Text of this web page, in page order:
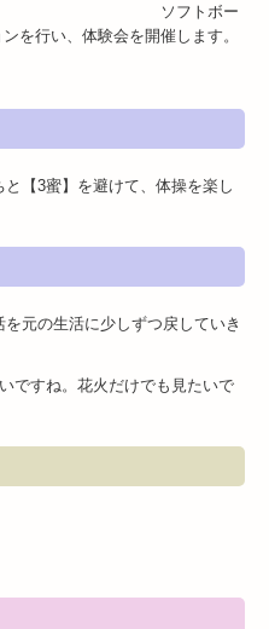
フトボー
を行い、体験会を開催します。
【3蜜】を避けて、体操を楽し
元の生活に少しずつ戻していき
ですね。花火だけでも見たいで